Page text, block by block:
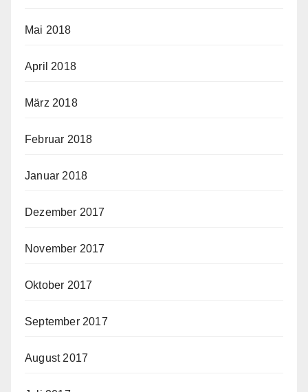
Mai 2018
April 2018
März 2018
Februar 2018
Januar 2018
Dezember 2017
November 2017
Oktober 2017
September 2017
August 2017